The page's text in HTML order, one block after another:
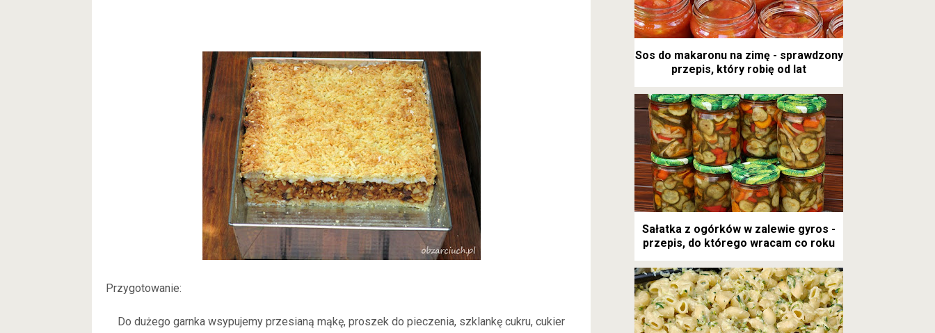
Przygotowanie:
Do dużego garnka wsypujemy przesianą mąkę, proszek do pieczenia, szklankę cukru, cukier
Sos do makaronu na zimę - sprawdzony
przepis, który robię od lat
Sałatka z ogórków w zalewie gyros -
przepis, do którego wracam co roku